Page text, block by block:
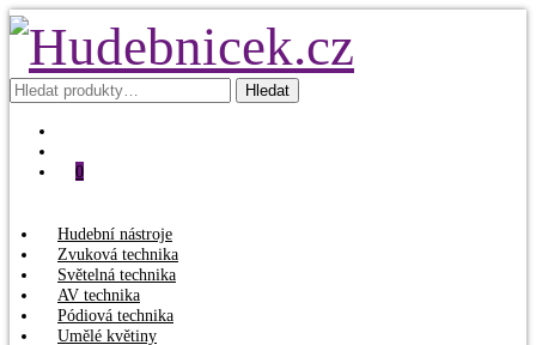
Hledat: Hledat
0
Hudební nástroje
Zvuková technika
Světelná technika
AV technika
Pódiová technika
Umělé květiny